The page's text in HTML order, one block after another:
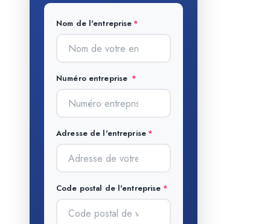
Nom de l'entreprise
Numéro entreprise
Adresse de l'entreprise
Code postal de l'entreprise